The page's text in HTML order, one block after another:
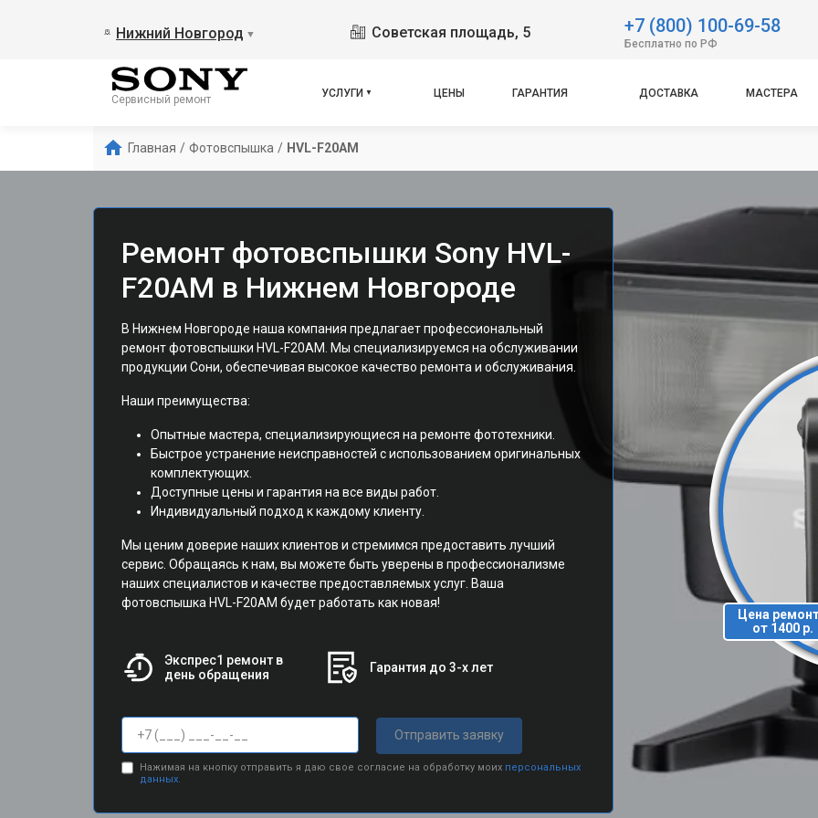
Нижний Новгород ▼ Советская площадь, 5 +7 (800) 100-69-58
Бесплатно по РФ
Сервисный ремонт
УСЛУГИ ЦЕНЫ ГАРАНТИЯ ДОСТАВКА МАСТЕРА
Главная / Фотовспышка / HVL-F20AM
Ремонт фотовспышки Sony HVL-
F20AM в Нижнем Новгороде
В Нижнем Новгороде наша компания предлагает профессиональный
ремонт фотовспышки HVL-F20AM. Мы специализируемся на обслуживании
продукции Сони, обеспечивая высокое качество ремонта и обслуживания.
Наши преимущества:
Опытные мастера, специализирующиеся на ремонте фототехники.
Быстрое устранение неисправностей с использованием оригинальных
комплектующих.
Доступные цены и гарантия на все виды работ.
Индивидуальный подход к каждому клиенту.
Мы ценим доверие наших клиентов и стремимся предоставить лучший
сервис. Обращаясь к нам, вы можете быть уверены в профессионализме
наших специалистов и качестве предоставляемых услуг. Ваша
фотовспышка HVL-F20AM будет работать как новая!
Экспрес1 ремонт в
день обращения
Гарантия до 3-х лет
Отправить заявку
Нажимая на кнопку отправить я даю свое согласие на обработку моих персональных
данных.
Цена
от 1400 р.